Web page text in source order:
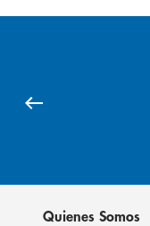
Quienes Somos